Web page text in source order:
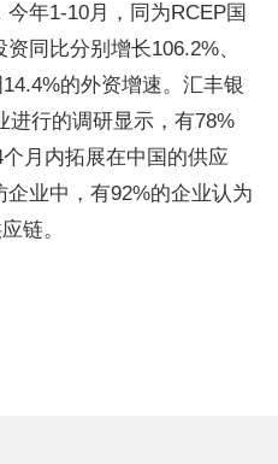
年1-10月，同为RCEP国
同比分别增长106.2%、
的外资增速。汇丰银
进行的调研显示，有78%
月内拓展在中国的供应
业中，有92%的企业认为
链。